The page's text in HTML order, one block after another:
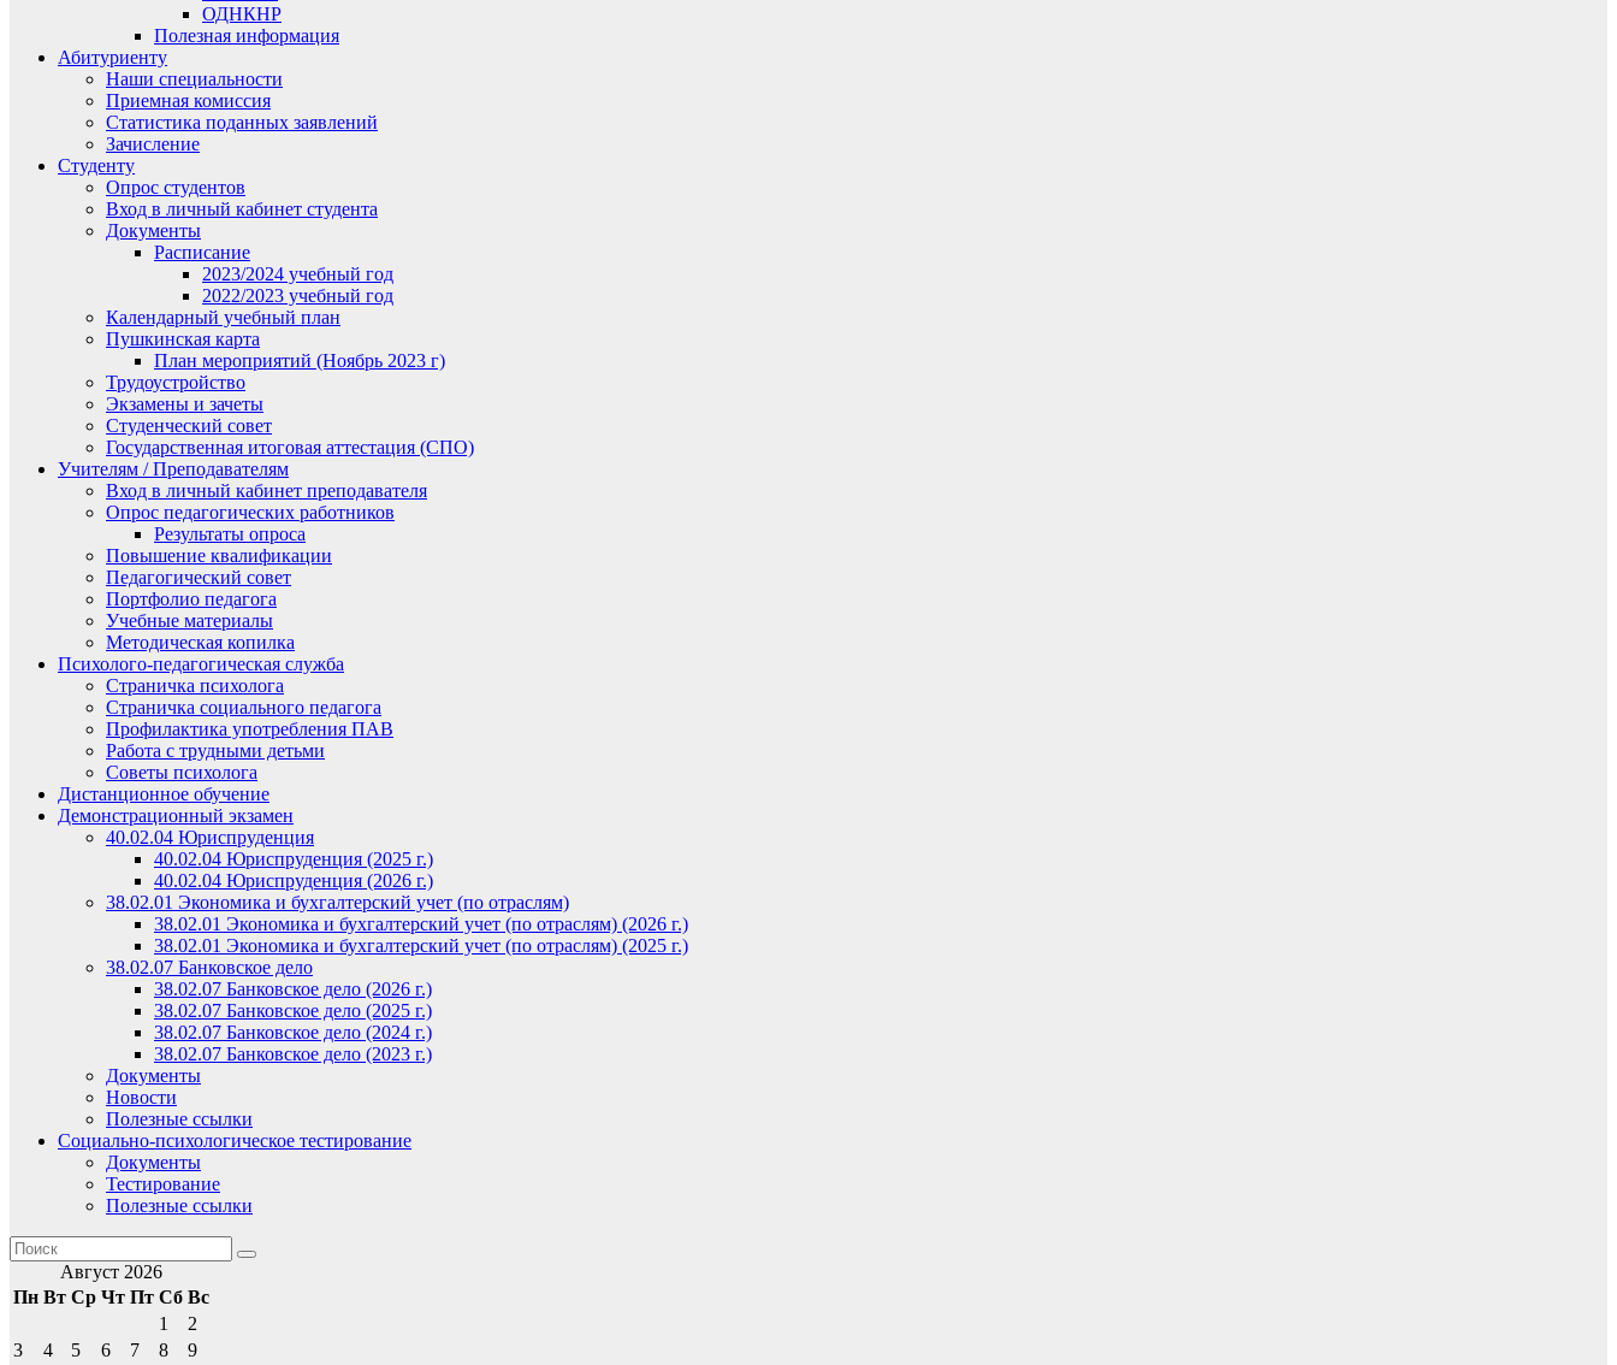
ОДНКНР
Полезная информация
Абитуриенту
Наши специальности
Приемная комиссия
Статистика поданных заявлений
Зачисление
Студенту
Опрос студентов
Вход в личный кабинет студента
Документы
Расписание
2023/2024 учебный год
2022/2023 учебный год
Календарный учебный план
Пушкинская карта
План мероприятий (Ноябрь 2023 г)
Трудоустройство
Экзамены и зачеты
Студенческий совет
Государственная итоговая аттестация (СПО)
Учителям / Преподавателям
Вход в личный кабинет преподавателя
Опрос педагогических работников
Результаты опроса
Повышение квалификации
Педагогический совет
Портфолио педагога
Учебные материалы
Методическая копилка
Психолого-педагогическая служба
Страничка психолога
Страничка социального педагога
Профилактика употребления ПАВ
Работа с трудными детьми
Советы психолога
Дистанционное обучение
Демонстрационный экзамен
40.02.04 Юриспруденция
40.02.04 Юриспруденция (2025 г.)
40.02.04 Юриспруденция (2026 г.)
38.02.01 Экономика и бухгалтерский учет (по отраслям)
38.02.01 Экономика и бухгалтерский учет (по отраслям) (2026 г.)
38.02.01 Экономика и бухгалтерский учет (по отраслям) (2025 г.)
38.02.07 Банковское дело
38.02.07 Банковское дело (2026 г.)
38.02.07 Банковское дело (2025 г.)
38.02.07 Банковское дело (2024 г.)
38.02.07 Банковское дело (2023 г.)
Документы
Новости
Полезные ссылки
Социально-психологическое тестирование
Документы
Тестирование
Полезные ссылки
Август 2026
Пн Вт Ср Чт Пт Сб Вс
1
2
3
4 5 6 7 8
9